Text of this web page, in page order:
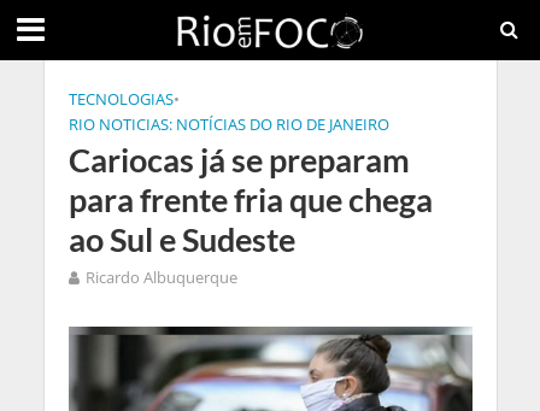
TECNOLOGIAS•
RIO NOTICIAS: NOTÍCIAS DO RIO DE JANEIRO
Cariocas já se preparam
para frente fria que chega
ao Sul e Sudeste
Ricardo Albuquerque